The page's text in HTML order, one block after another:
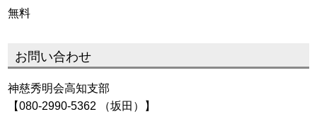
無料
お問い合わせ
神慈秀明会高知支部
【080-2990-5362 （坂田）】